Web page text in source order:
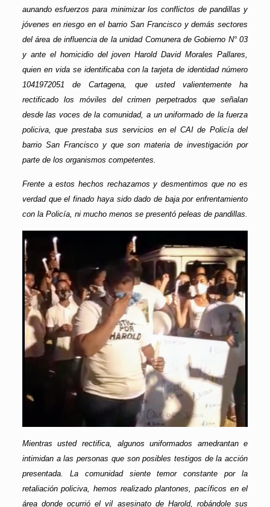
aunando esfuerzos para minimizar los conflictos de pandillas y
jóvenes en riesgo en el barrio San Francisco y demás sectores
del área de influencia de la unidad Comunera de Gobierno N° 03
y ante el homicidio del joven Harold David Morales Pallares,
quien en vida se identificaba con la tarjeta de identidad número
1041972051 de Cartagena, que usted valientemente ha
rectificado los móviles del crimen perpetrados que señalan
desde las voces de la comunidad, a un uniformado de la fuerza
policiva, que prestaba sus servicios en el CAI de Policía del
barrio San Francisco y que son materia de investigación por
parte de los organismos competentes.
Frente a estos hechos rechazamos y desmentimos que no es
verdad que el finado haya sido dado de baja por enfrentamiento
con la Policía, ni mucho menos se presentó peleas de pandillas.
Mientras usted rectifica, algunos uniformados amedrantan e
intimidan a las personas que son posibles testigos de la acción
presentada. La comunidad siente temor constante por la
retaliación policiva, hemos realizado plantones, pacíficos en el
área donde ocurrió el vil asesinato de Harold, robándole sus